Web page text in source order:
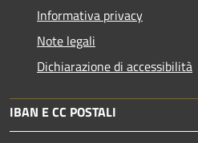
Informativa privacy
Note legali
Dichiarazione di accessibilità
IBAN E CC POSTALI